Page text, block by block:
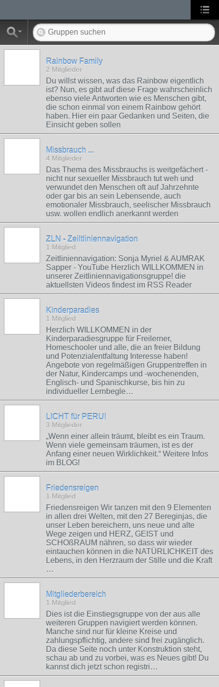
Rainbow Family
2 Mitglieder
Du willst wissen, was das Rainbow eigentlich
ist? Nun, es gibt auf diese Frage wahrscheinlich
ebenso viele Antworten wie es Menschen gibt,
die schon einmal von einem Rainbow gehört
haben. Hier ein paar Gedanken und Seiten, die
Einsicht geben sollen
Missbrauch ...
4 Mitglieder
Das Thema des Missbrauchs is weitgefächert -
nicht nur sexueller Missbrauch tut weh und
verwundet den Menschen oft auf Jahrzehnte
oder gar bis an sein Lebensende, auch
emotionaler Missbrauch, seelischer Missbrauch
usw. wollen endlich anerkannt werden
ZLN - Zeiltliniennavigation
1 Mitglied
Zeitliniennavigation: Sonja Myriel & AUMRAK
Sapper - YouTube Herzlich WILLKOMMEN in
unserer Zeitliniennavigationsgruppe! die
aktuellsten Videos findest im RSS Reader
Kinderparadies
1 Mitglied
Herzlich WILLKOMMEN in der
Kinderparadiesgruppe für Freilerner,
Homeschooler und alle, die an freier Bildung
und Potenzialentfaltung Interesse haben!
Angebote von regelmäßigen Gruppentreffen in
der Natur, Kindercamps und -wochenenden,
Englisch- und Spanischkurse, bis hin zu
individueller Lernbegle…
LICHT für PERU!
3 Mitglieder
„Wenn einer allein träumt, bleibt es ein Traum.
Wenn viele gemeinsam träumen, ist es der
Anfang einer neuen Wirklichkeit.“ Weitere Infos
im BLOG!
Friedensreigen
1 Mitglied
Friedensreigen Wir tanzen mit den 9 Elementen
in allen drei Welten, mit den 27 Bereginjas, die
unser Leben bereichern, uns neue und alte
Wege zeigen und HERZ, GEIST und
SCHOßRAUM nähren, so dass wir wieder
eintauchen können in die NATÜRLICHKEIT des
Lebens, in den Herzraum der Stille und die Kraft
…
Mitgliederbereich
1 Mitglied
Dies ist die Einstiegsgruppe von der aus alle
weiteren Gruppen navigiert werden können.
Manche sind nur für kleine Kreise und
zahlungspflichtig, andere sind frei zugänglich.
Da diese Seite noch unter Konstruktion steht,
schau ab und zu vorbei, was es Neues gibt! Du
kannst dich jetzt schon registri…